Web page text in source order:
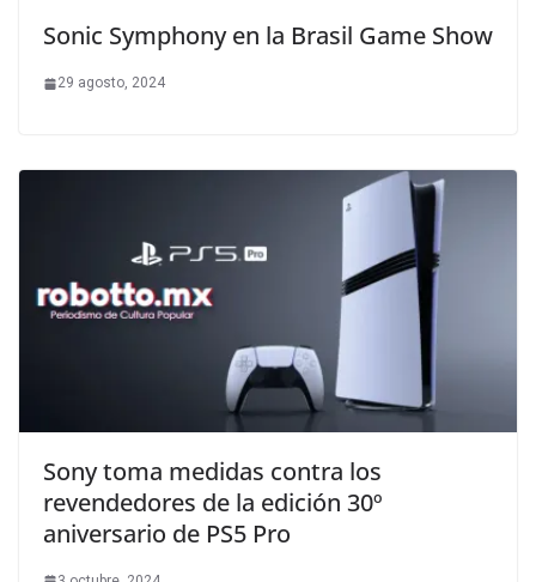
Sonic Symphony en la Brasil Game Show
29 agosto, 2024
Sony toma medidas contra los
revendedores de la edición 30º
aniversario de PS5 Pro